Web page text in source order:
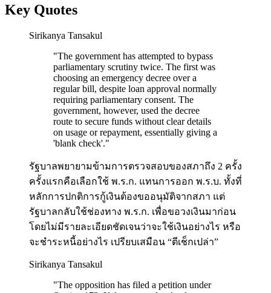
Key Quotes
Sirikanya Tansakul
"The government has attempted to bypass
parliamentary scrutiny twice. The first was
choosing an emergency decree over a
regular bill, despite loan approval normally
requiring parliamentary consent. The
government, however, used the decree
route to secure funds without clear details
on usage or repayment, essentially giving a
'blank check'."
รัฐบาลพยายามข้ามการตรวจสอบของสภาถึง 2 ครั้ง
ครั้งแรกคือเลือกใช้ พ.ร.ก. แทนการออก พ.ร.บ. ทั้งที่
หลักการปกติการกู้เงินต้องขออนุมัติจากสภา แต่
รัฐบาลกลับใช้ช่องทาง พ.ร.ก. เพื่อขอวงเงินมาก่อน
โดยไม่มีรายละเอียดชัดเจนว่าจะใช้เงินอย่างไร หรือ
จะชำระหนี้อย่างไร เปรียบเสมือน “ตีเช็กเปล่า”
Sirikanya Tansakul
"The opposition has filed a petition under